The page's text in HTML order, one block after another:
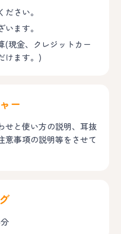
さい。
ます。
(現金、クレジットカー
けます。)
ー
せと使い方の説明、耳抜
意事項の説明等をさせて